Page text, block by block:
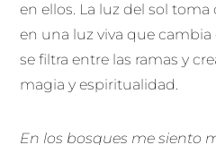
en ellos. La luz del sol
en una luz viva que
se filtra entre las ramas y
magia y espiritualidad.
En los bosques me siento